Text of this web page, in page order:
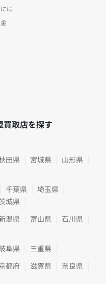
は
買取店を探す
田県 宮城県
山形県
千葉県
埼玉県
城県
潟県 富山県
石川県
阜県
三重県
都府 滋賀県
奈良県